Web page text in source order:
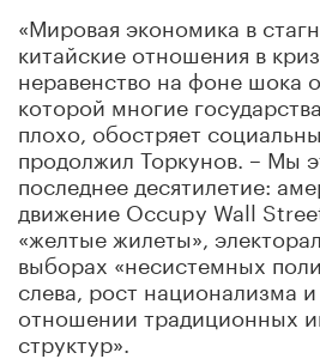
«Мировая экономика в
китайские отношения в
неравенство на фоне шока
которой многие
плохо, обостряет
продолжил Торкунов. – Мы
последнее десятилетие:
движение Occupy Wall
«желтые жилеты»,
выборах «несистемных
слева, рост национализма
отношении традиционных
структур».